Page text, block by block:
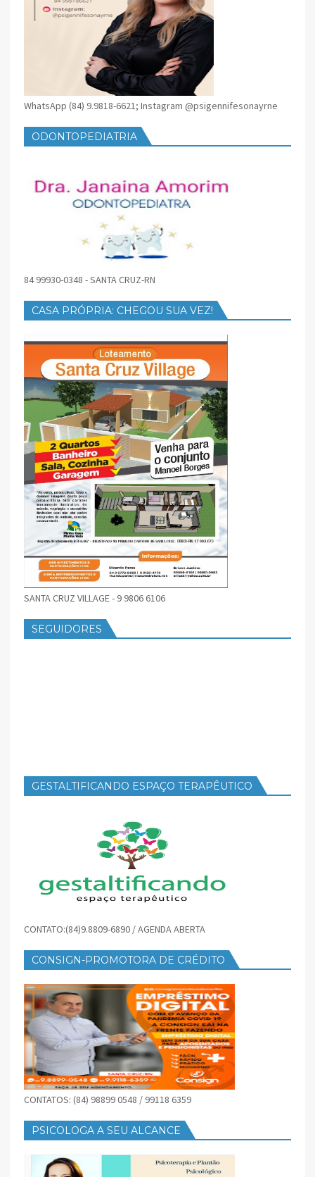
WhatsApp (84) 9.9818-6621; Instagram @psigennifesonayrne
ODONTOPEDIATRIA
84 99930-0348 - SANTA CRUZ-RN
CASA PRÓPRIA: CHEGOU SUA VEZ!
SANTA CRUZ VILLAGE - 9 9806 6106
SEGUIDORES
GESTALTIFICANDO ESPAÇO TERAPÊUTICO
CONTATO:(84)9.8809-6890 / AGENDA ABERTA
CONSIGN-PROMOTORA DE CRÉDITO
CONTATOS: (84) 98899 0548 / 99118 6359
PSICOLOGA A SEU ALCANCE